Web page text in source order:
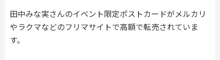
田中みな実さんのイベント限定ポストカードがメルカリ
やラクマなどのフリマサイトで高額で転売されていま
す。